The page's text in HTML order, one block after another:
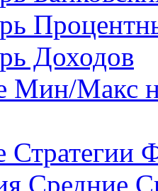
Доходов
Мин/Макс
Стратегии
Средние